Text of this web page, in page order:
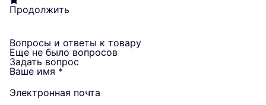
Продолжить
Вопросы и ответы к товару
Еще не было вопросов
Задать вопрос
Ваше имя *
Электронная почта